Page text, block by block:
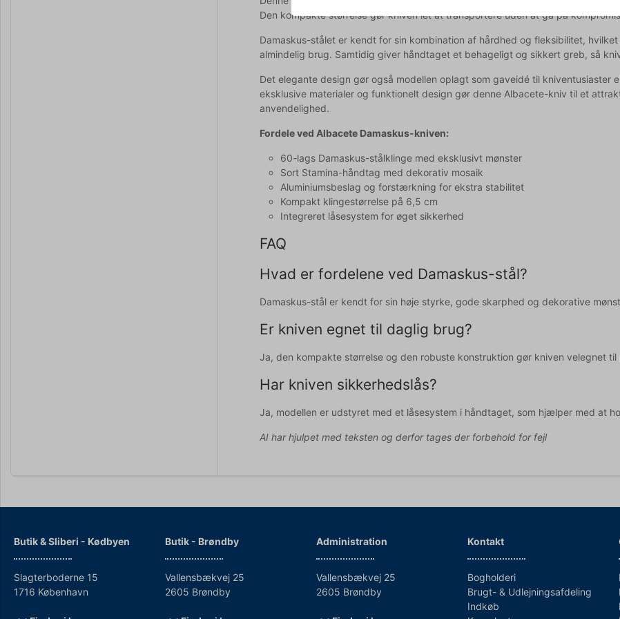
Den kompakte størrelse gør kniven let at transportere uden at gå på
Damaskus-stålet er kendt for sin kombination af hårdhed og fleksibilitet,
almindelig brug. Samtidig giver håndtaget et behageligt og sikkert greb, så
Det elegante design gør også modellen oplagt som gaveidé til kniventusiaster
eksklusive materialer og funktionelt design gør denne Albacete-kniv til et
anvendelighed.
Fordele ved Albacete Damaskus-kniven:
60-lags Damaskus-stålklinge med eksklusivt mønster
Sort Stamina-håndtag med dekorativ mosaik
Aluminiumsbeslag og forstærkning for ekstra stabilitet
Kompakt klingestørrelse på 6,5 cm
Integreret låsesystem for øget sikkerhed
FAQ
Hvad er fordelene ved Damaskus-stål?
Damaskus-stål er kendt for sin høje styrke, gode skarphed og dekorative
Er kniven egnet til daglig brug?
Ja, den kompakte størrelse og den robuste konstruktion gør kniven velegnet
Har kniven sikkerhedslås?
Ja, modellen er udstyret med et låsesystem i håndtaget, som hjælper med at
AI har hjulpet med teksten og derfor tages der forbehold for fejl
Butik & Sliberi - Kødbyen
Slagterboderne 15
1716 København
Butik - Brøndby
Vallensbækvej 25
2605 Brøndby
Administration
Vallensbækvej 25
2605 Brøndby
Kontakt
Bogholderi
Brugt- & Udlejningsafdeling
Indkøb